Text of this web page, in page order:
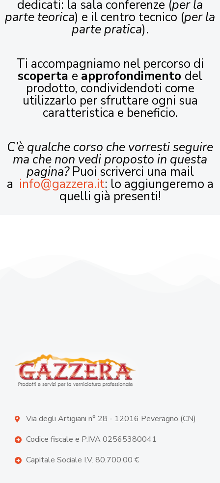
dedicati: la sala conferenze (per la
parte teorica) e il centro tecnico (per la
parte pratica).
Ti accompagniamo nel percorso di
scoperta e approfondimento del
prodotto, condividendoti come
utilizzarlo per sfruttare ogni sua
caratteristica e beneficio.
C’è qualche corso che vorresti seguire
ma che non vedi proposto in questa
pagina?Puoi scriverci una mail
a info@gazzera.it: lo aggiungeremo a
quelli già presenti!
Via degli Artigiani n° 28 - 12016 Peveragno (CN)
Codice fiscale e P.IVA 02565380041
Capitale Sociale I.V. 80.700,00 €